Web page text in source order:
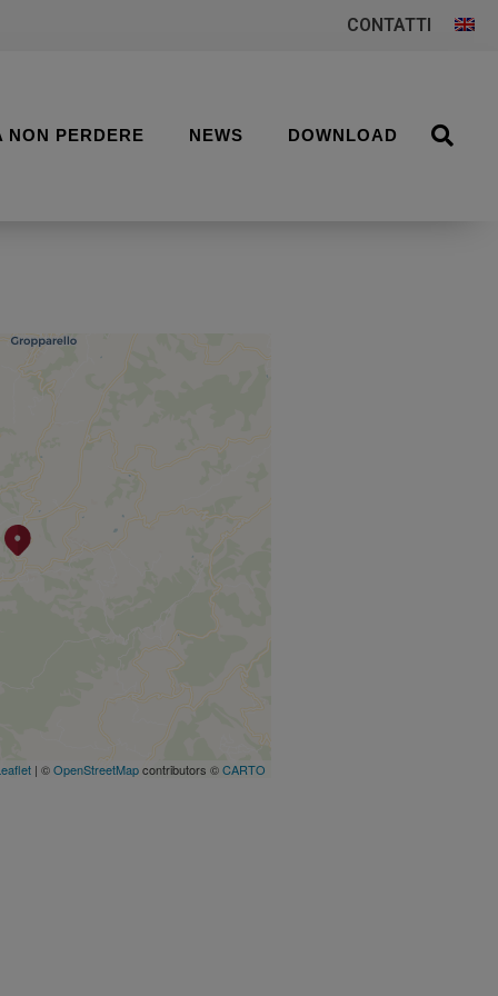
CONTATTI
NON PERDERE NEWS DOWNLOAD
| ©OpenStreetMapcontributors ©CARTO